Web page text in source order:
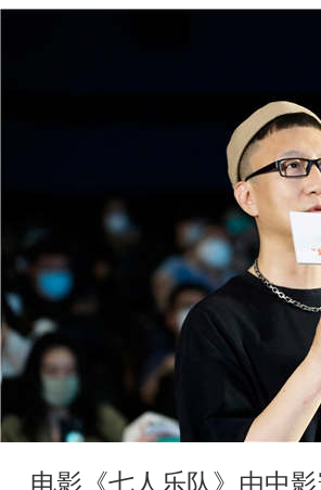
电影《七人乐队》由中